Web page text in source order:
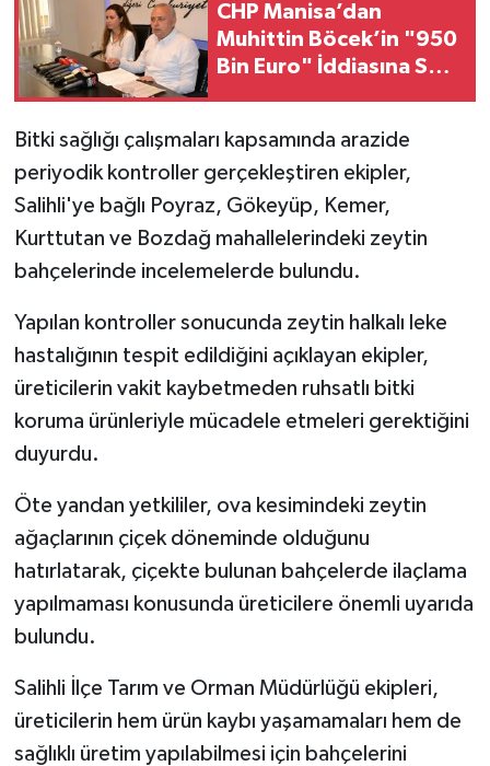
CHP Manisa’dan
Muhittin Böcek’in "950
Bin Euro" İddiasına Sert
Atılıyor"
Bitki sağlığı çalışmaları kapsamında arazide
periyodik kontroller gerçekleştiren ekipler,
Salihli'ye bağlı Poyraz, Gökeyüp, Kemer,
Kurttutan ve Bozdağ mahallelerindeki zeytin
bahçelerinde incelemelerde bulundu.
Yapılan kontroller sonucunda zeytin halkalı leke
hastalığının tespit edildiğini açıklayan ekipler,
üreticilerin vakit kaybetmeden ruhsatlı bitki
koruma ürünleriyle mücadele etmeleri gerektiğini
duyurdu.
Öte yandan yetkililer, ova kesimindeki zeytin
ağaçlarının çiçek döneminde olduğunu
hatırlatarak, çiçekte bulunan bahçelerde ilaçlama
yapılmaması konusunda üreticilere önemli uyarıda
bulundu.
Salihli İlçe Tarım ve Orman Müdürlüğü ekipleri,
üreticilerin hem ürün kaybı yaşamamaları hem de
sağlıklı üretim yapılabilmesi için bahçelerini